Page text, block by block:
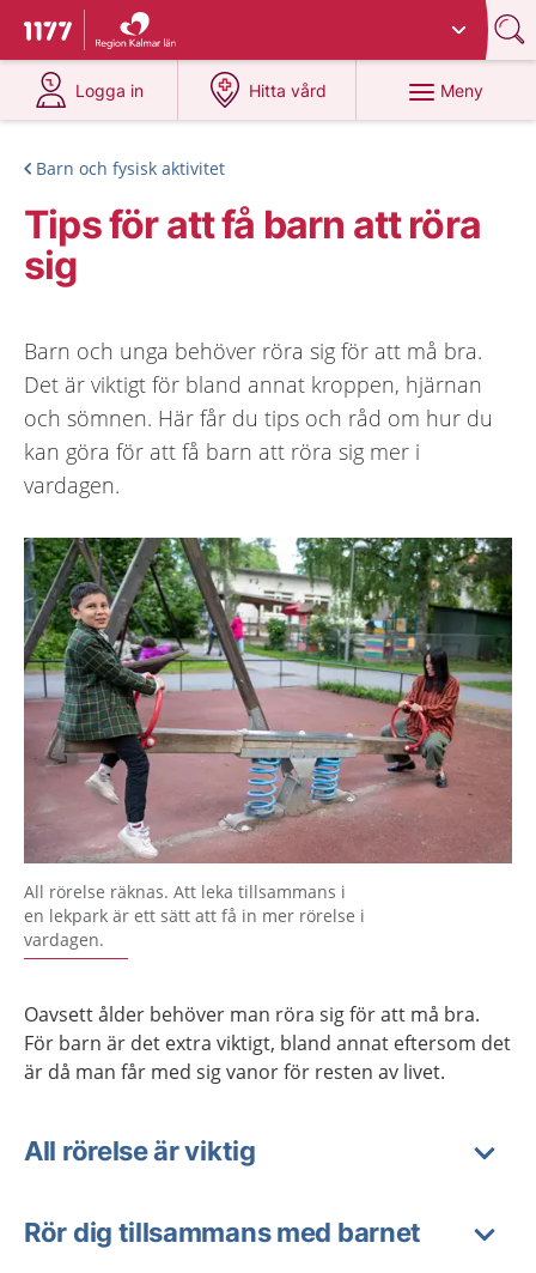
Till startsidan för 1177
Du har valt region
Logga in
på 1177.se
Hitta vård
på 1177.se
Meny
Barn och fysisk aktivitet
Tips för att få barn att röra
sig
Barn och unga behöver röra sig för att må bra.
Det är viktigt för bland annat kroppen, hjärnan
och sömnen. Här får du tips och råd om hur du
kan göra för att få barn att röra sig mer i
vardagen.
All rörelse räknas. Att leka tillsammans i
en lekpark är ett sätt att få in mer rörelse i
vardagen.
Oavsett ålder behöver man röra sig för att må bra.
För barn är det extra viktigt, bland annat eftersom det
är då man får med sig vanor för resten av livet.
All rörelse är viktig
Rör dig tillsammans med barnet